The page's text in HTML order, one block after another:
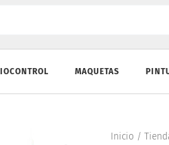
MAQUETAS
Inicio /